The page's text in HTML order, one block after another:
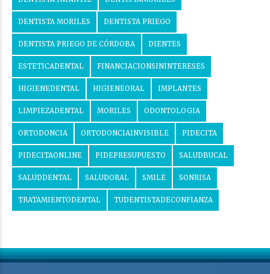
DENTISTA MORILES DENTISTA PRIEGO
DENTISTA PRIEGO DE CÓRDOBA DIENTES
ESTETICADENTAL FINANCIACIONSININTERESES
HIGIENEDENTAL HIGIENEORAL IMPLANTES
LIMPIEZADENTAL MORILES ODONTOLOGIA
ORTODONCIA ORTODONCIAINVISIBLE PIDECITA
PIDECITAONLINE PIDEPRESUPUESTO SALUDBUCAL
SALUDDENTAL SALUDORAL SMILE SONRISA
TRATAMIENTODENTAL TUDENTISTADECONFIANZA